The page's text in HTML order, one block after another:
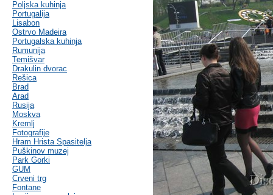
Poljska kuhinja
Portugalija
Lisabon
Ostrvo Madeira
Portugalska kuhinja
Rumunija
Temišvar
Drakulin dvorac
Rešica
Brad
Arad
Rusija
Moskva
Kremlj
Fotografije
Hram Hrista Spasitelja
Puškinov muzej
Park Gorki
GUM
Crveni trg
Fontane